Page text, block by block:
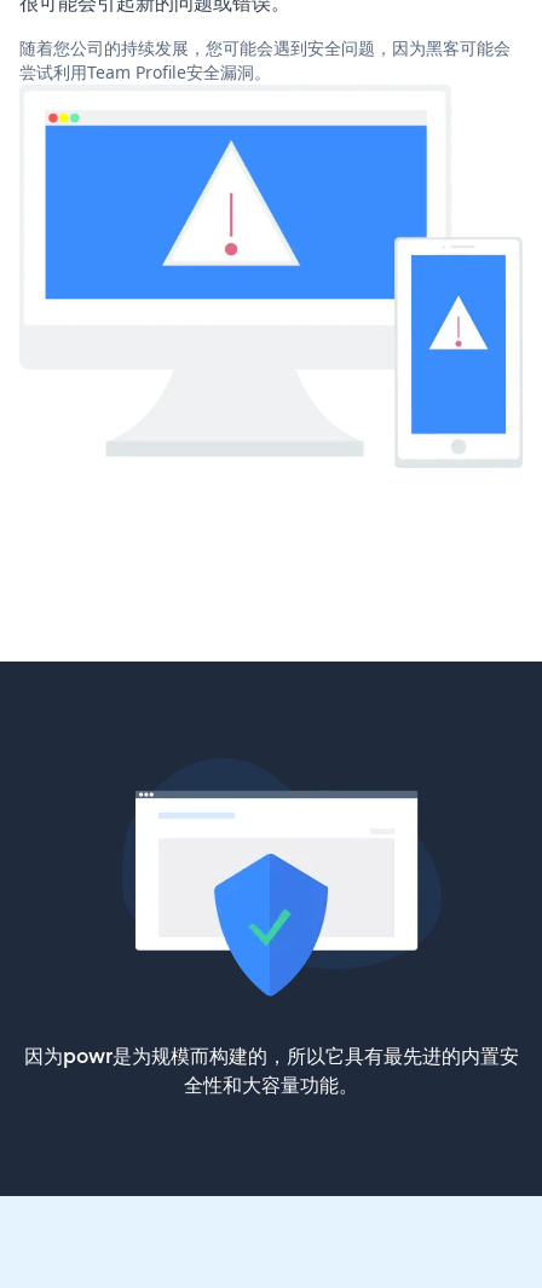
随着您公司的持续发展，您可能会遇到安全问题，因为黑客可能会
尝试利用Team Profile安全漏洞。
因为powr是为规模而构建的，所以它具有最先进的内置安
全性和大容量功能。